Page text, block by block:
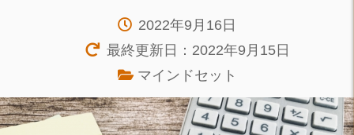
2022年9月16日
最終更新日：2022年9月15日
マインドセット